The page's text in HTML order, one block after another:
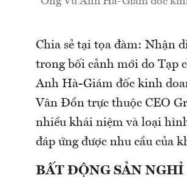
Chia sẻ tại tọa đàm: Nhận
trong bối cảnh mới do Tạp
Anh Hà-Giám đốc kinh
Vân Đồn trực thuộc CEO
nhiều khái niệm và loại
đáp ứng được nhu cầu của
BẤT ĐỘNG SẢN